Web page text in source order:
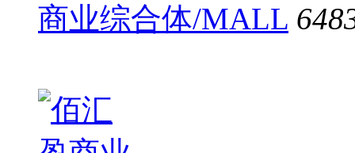
商业综合体/MALL